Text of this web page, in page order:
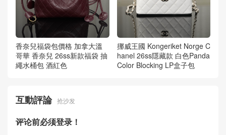
香奈兒福袋包價格 加拿大溫
哥華 香奈兒 26ss新款福袋 抽
繩水桶包 酒紅色
挪威王國 Kongeriket Norge C
hanel 26ss隱藏款 白色Panda
Color Blocking LP盒子包
互動評論 抢沙发
评论前必须登录！